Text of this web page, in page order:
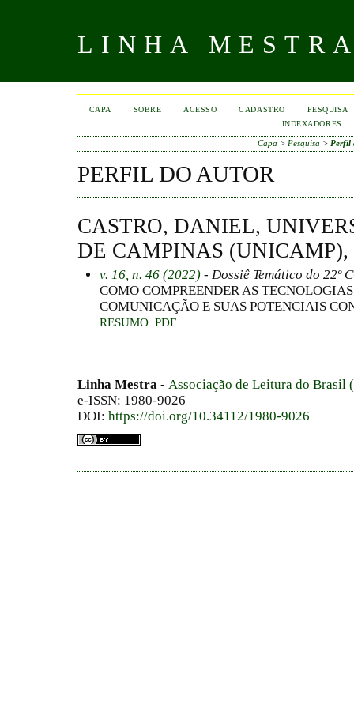
LINHA
CAPA SOBRE ACESSO CADASTRO
PESQUISA
INDEXADORES
Capa > Pesquisa > Perfil
PERFIL DO AUTOR
CASTRO, DANIEL,
DE CAMPINAS
v. 16, n. 46 (2022) - Dossiê Temático do 22º
COMO COMPREENDER AS
COMUNICAÇÃO E SUAS POTENCIAIS
RESUMO PDF
Linha Mestra - Associação de Leitura do Brasil
e-ISSN: 1980-9026
DOI: https://doi.org/10.34112/1980-9026